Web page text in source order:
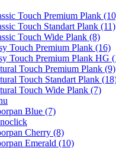
Touch Premium Plank
Touch Standart Plank (11)
Touch Wide Plank (8)
Touch Premium Plank (16)
Touch Premium Plank HG
Touch Premium Plank (9)
Touch Standart Plank
Touch Wide Plank (7)
Blue (7)
Cherry (8)
Emerald (10)